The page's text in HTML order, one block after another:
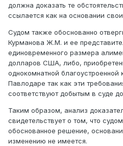
должна доказать те
ссылается как на основании
Судом также обоснованно
Курманова Ж.М. и ее
единовременного размера
долларов США, либо,
однокомнатной благоустроенной
Павлодаре так как эти
соответствуют добытым в суде
Таким образом, анализ
свидетельствует о том, что
обоснованное решение,
изменению не имеется.